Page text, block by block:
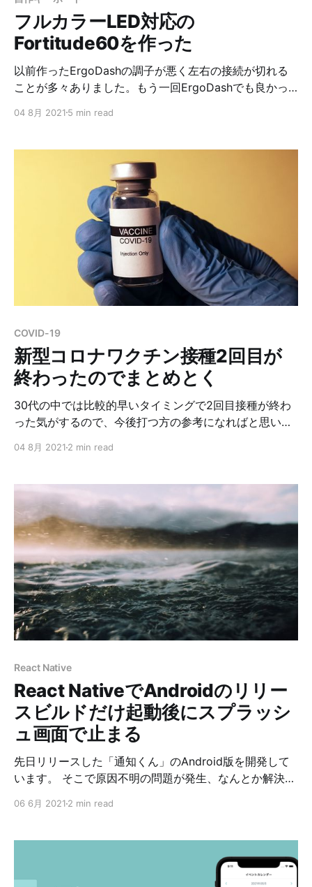
来るので、あとから軸を変えられたり、PCBに何かあっ
た時にキースイッチを取り外して検査することが出来る
よ
フルカラーLED対応の
Fortitude60を作った
以前作ったErgoDashの調子が悪く左右の接続が切れる
ことが多々ありました。もう一回ErgoDashでも良かっ
Fortitude60を作ることにしました。 オプションで
続にも対応したりしています。 ビルドログ 基本的には
公式のビルドガイド通りにやっていきました。
fortitude60/Documents/buildguide_jp_v1.1.md at
497bc654e378b9f5650ad7262a246611cc706925 ·
Pekaso/fortitude60Contribute to Pekaso/fortitude60
development by creating an account on
GitHub.GitHubPekaso 0. 内容物確認 1. ダイオードの取
TRRSジャック、タクトスイッチの取り付け この時、適
当にやるとTRRSジャックが若干浮
04 8月 2021 5 min read
COVID-19
新型コロナワクチン接種2回目が
終わったのでまとめとく
30代の中では比較的早いタイミングで2回目接種が終わ
った気がするので、今後打つ方の参考になればと思いか
があると思うので参考程度に見てもらえればと思います
種しました。 1回目 1日目、打って数時間で接種部位に軽
く痛み。以降徐々に痛みが増して腕上げるのが辛くな
る。 痛みは肩パンやったあとみたいな感じ。 夜に発
熱、頭痛（予め用意していたロキソニン飲んで寝る →
朝には復活） 2日目、基本腕の痛みだけ継続。頭痛等は
なし。 3日目、痛みもほぼなくなって、大体回復。 1回
目は1日目が重くてあとはそんなに調子悪い感じはなかっ
たです。 2回目 打って数分後から接種部位に軽く痛み。
1回目よりも早くてちょっと心配に。 またもや夜に軽く
頭痛を感じたので念のためにロキソニンを服用。 脇の下
子悪いなって感じです。 それが4～5日間続きました。 1
回目より長引いたので辛い感じはありましたが、症状と
しては比較的軽い方だったのかもしれない
04 8月 2021 2 min read
React Native
React NativeでAndroidのリリー
スビルドだけ起動後にスプラッシ
ュ画面で止まる
先日リリースした「通知くん」のAndroid版を開発して
います。 そこで原因不明の問題が発生、なんとか解決出
り同じ症状の方も見なかったのでちゃんとドキュメント
る状態で./gradlew assembleStagingを実行して出来た
ステージング用のapkをインストールして確認しようと
06 6月 2021 2 min read